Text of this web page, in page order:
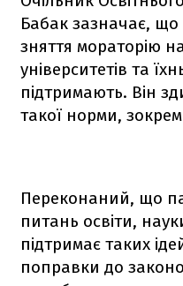
Бабак зазначає,
зняття мораторію
університетів та
підтримають. Він
такої норми,
Переконаний, що
питань освіти,
підтримає таких
поправки до